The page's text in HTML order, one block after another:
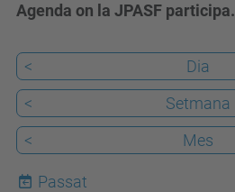
Agenda on la JPASF participa.
< Dia
<
Setmana
<
Mes
Passat